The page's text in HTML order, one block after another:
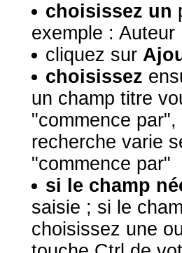
choisissez un
exemple : Auteur
cliquez sur
choisissez
un champ titre
"commence
recherche varie
"commence par"
si le champ
saisie ; si le
choisissez une